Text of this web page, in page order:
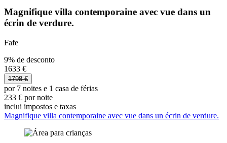
Magnifique villa contemporaine avec vue dans un
écrin de verdure.
Fafe
9% de desconto
1633 €
1798 €
por 7 noites e 1 casa de férias
233 € por noite
inclui impostos e taxas
Magnifique villa contemporaine avec vue dans un écrin de verdure.